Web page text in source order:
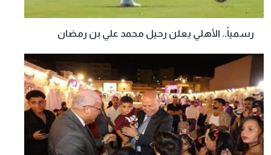
رسمياً.. الأهلي يعلن رحيل محمد علي بن رمضان